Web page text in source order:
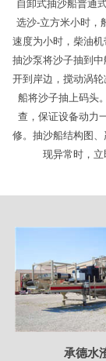
自卸式抽沙船普通
选沙-立方米小时，
速度为小时，柴油
抽沙泵将沙子抽到
开到岸边，搅动涡
船将沙子抽上码头
查，保证设备动力
修。抽沙船结构图
现异常时，立
承德水